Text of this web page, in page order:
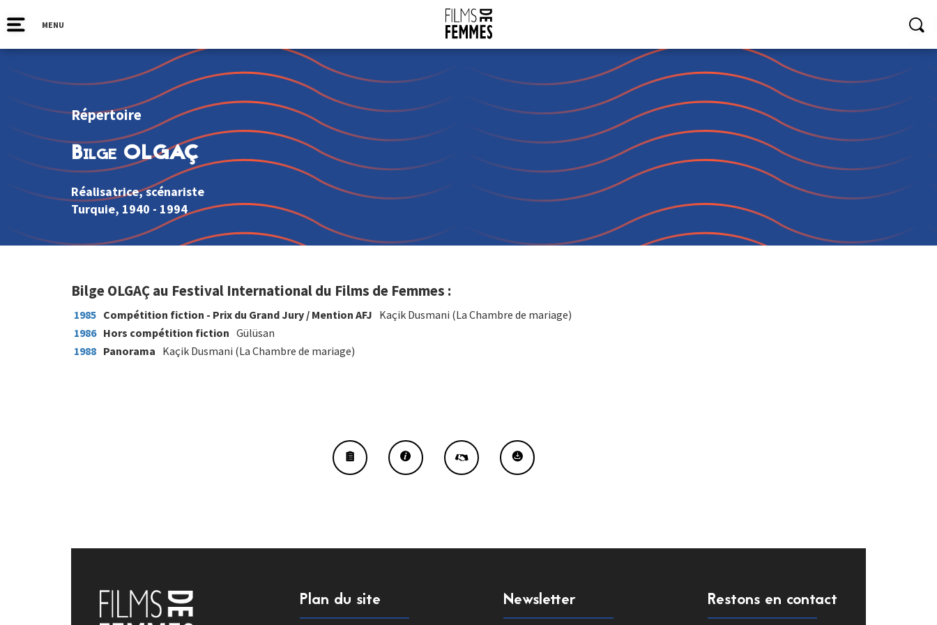
MENU
Répertoire
Bilge OLGAÇ
Réalisatrice, scénariste
Turquie, 1940 - 1994
Bilge OLGAÇ au Festival International du Films de Femmes :
1985 Compétition fiction - Prix du Grand Jury / Mention AFJ Kaçik Dusmani (La Chambre de mariage)
1986 Hors compétition fiction Gülüsan
1988 Panorama Kaçik Dusmani (La Chambre de mariage)
Plan du site Newsletter Restons en contact